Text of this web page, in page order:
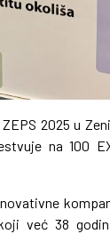
2025 u
na 100
već 38